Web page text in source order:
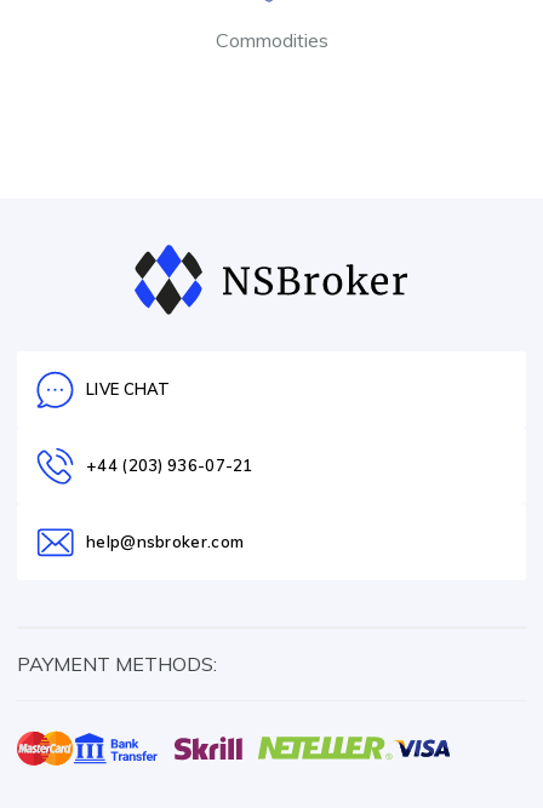
Commodities
LIVE CHAT
+44 (203) 936-07-21
help@nsbroker.com
PAYMENT METHODS: